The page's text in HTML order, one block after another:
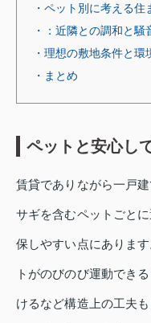
・ペット別に考える住
・：近隣との調和と騒
・理想の敷地条件と環
・まとめ
ペットと安心し
賃貸でありながら一戸
サギを含むペットごと
保しやすい点にありま
トがのびのび運動でき
けるなど構造上の工夫